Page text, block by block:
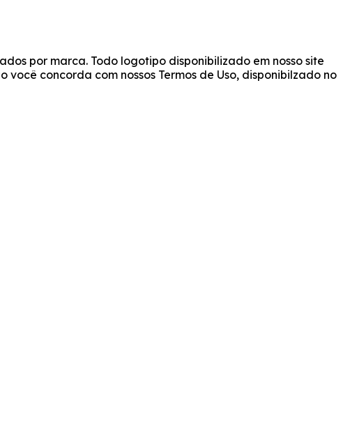
por marca. Todo logotipo disponibilizado em nosso site
concorda com nossos Termos de Uso, disponibilzado no